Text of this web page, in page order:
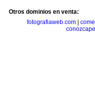
Otros dominios en venta:
fotografiaweb.com|